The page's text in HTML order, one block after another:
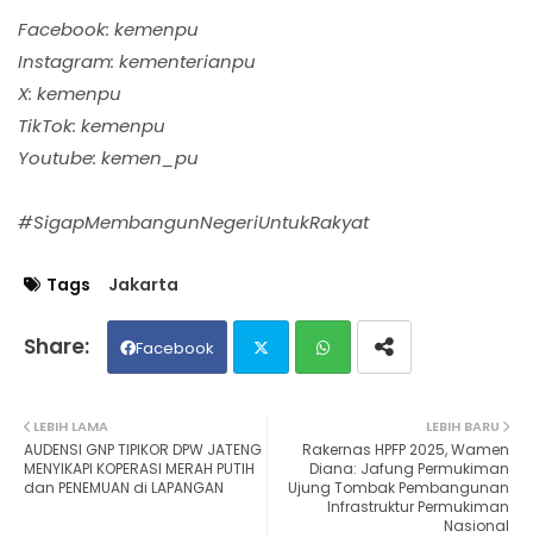
Facebook: kemenpu
Instagram: kementerianpu
X: kemenpu
TikTok: kemenpu
Youtube: kemen_pu
#SigapMembangunNegeriUntukRakyat
Tags Jakarta
Facebook
ter ats
ap
LEBIH BARU
Rakernas HPFP 2025, Wamen
Diana: Jafung Permukiman
Ujung Tombak Pembangunan
Infrastruktur Permukiman
Nasional
LEBIH LAMA
AUDENSI GNP TIPIKOR DPW JATENG
MENYIKAPI KOPERASI MERAH PUTIH
dan PENEMUAN di LAPANGAN